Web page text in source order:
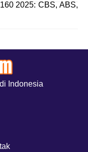
2025: CBS, ABS,
Indonesia